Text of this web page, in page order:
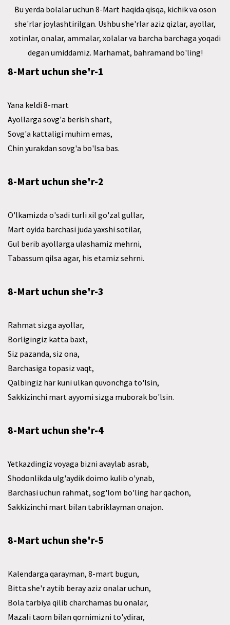
Bu yerda bolalar uchun 8-Mart haqida qisqa, kichik va oson
she'rlar joylashtirilgan. Ushbu she'rlar aziz qizlar, ayollar,
xotinlar, onalar, ammalar, xolalar va barcha barchaga yoqadi
degan umiddamiz. Marhamat, bahramand bo'ling!
8-Mart uchun she'r-1
Yana keldi 8-mart
Ayollarga sovg'a berish shart,
Sovg'a kattaligi muhim emas,
Chin yurakdan sovg'a bo'lsa bas.
8-Mart uchun she'r-2
O'lkamizda o'sadi turli xil go'zal gullar,
Mart oyida barchasi juda yaxshi sotilar,
Gul berib ayollarga ulashamiz mehrni,
Tabassum qilsa agar, his etamiz sehrni.
8-Mart uchun she'r-3
Rahmat sizga ayollar,
Borligingiz katta baxt,
Siz pazanda, siz ona,
Barchasiga topasiz vaqt,
Qalbingiz har kuni ulkan quvonchga to'lsin,
Sakkizinchi mart ayyomi sizga muborak bo'lsin.
8-Mart uchun she'r-4
Yetkazdingiz voyaga bizni avaylab asrab,
Shodonlikda ulg'aydik doimo kulib o'ynab,
Barchasi uchun rahmat, sog'lom bo'ling har qachon,
Sakkizinchi mart bilan tabriklayman onajon.
8-Mart uchun she'r-5
Kalendarga qarayman, 8-mart bugun,
Bitta she'r aytib beray aziz onalar uchun,
Bola tarbiya qilib charchamas bu onalar,
Mazali taom bilan qornimizni to'ydirar,